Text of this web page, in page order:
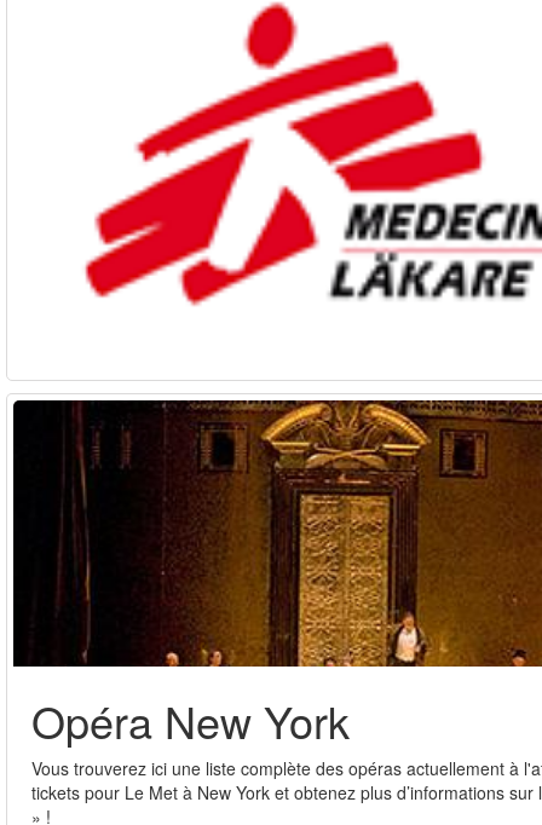
Opéra New York
Vous trouverez ici une liste complète des opéras actuellement à
tickets pour Le Met à New York et obtenez plus d’informations
» !